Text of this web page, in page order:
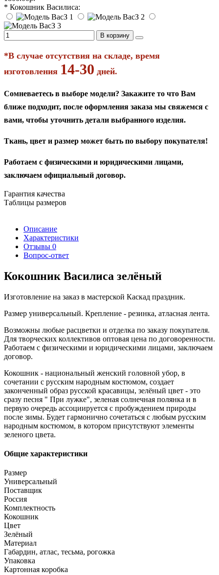
* Кокошник Василиса:
В корзину
*В случае отсутствия на складе, время
изготовления 14-30 дней.
Сомневаетесь в выборе модели? Закажите то что Вам
ближе подходит, после оформления заказа мы свяжемся с
вами, чтобы уточнить детали выбранного изделия.
Ткань, цвет и размер может быть по выбору покупателя!
Работаем с физическими и юридическими лицами,
заключаем официальный договор.
Гарантия качества
Таблицы размеров
Описание
Характеристики
Отзывы 0
Вопрос-ответ
Кокошник Василиса зелёный
Изготовление на заказ в мастерской Каскад праздник.
Размер универсальный. Крепление - резинка, атласная лента.
Возможны любые расцветки и отделка по заказу покупателя.
Для творческих коллективов оптовая цена по договоренности.
Работаем с физическими и юридическими лицами, заключаем
договор.
Кокошник - национальный женский головной убор, в
сочетании с русским народным костюмом, создает
законченный образ русской красавицы, зелёный цвет - это
сразу песня " При лужке", зеленая солнечная полянка и в
первую очередь ассоциируется с пробуждением природы
после зимы. Будет гармонично сочетаться с любым русским
народным костюмом, в котором присутствуют элементы
зеленого цвета.
Общие характеристики
Размер
Универсальный
Поставщик
Россия
Комплектность
Кокошник
Цвет
Зелёный
Материал
Габардин, атлас, тесьма, рогожка
Упаковка
Картонная коробка